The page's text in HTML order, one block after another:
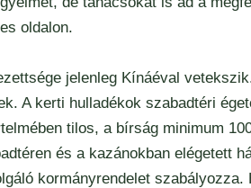
oldalon.
jelenleg Kínáéval
A kerti hulladékok szabadtéri
tilos, a bírság minimum
és a kazánokban elégetett
kormányrendelet